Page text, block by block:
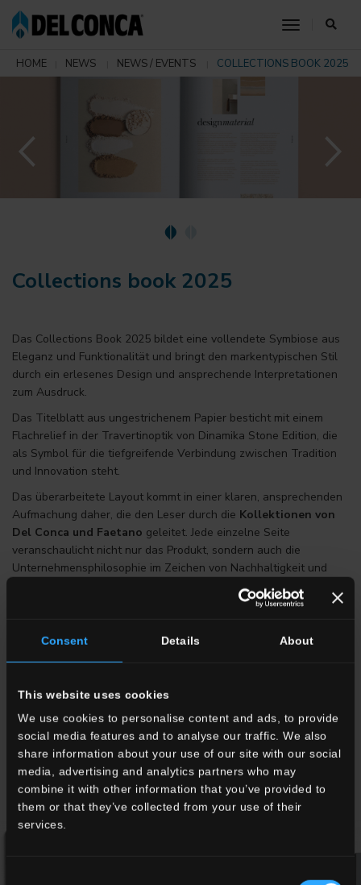
Consent Details About
This website uses cookies
We use cookies to personalise content and ads, to provide
social media features and to analyse our traffic. We also
share information about your use of our site with our social
media, advertising and analytics partners who may
combine it with other information that you’ve provided to
them or that they’ve collected from your use of their
services.
toggle
HOME NEWS NEWS / EVENTS COLLECTIONS BOOK 2025
Collections book 2025
Das Collections Book 2025 bildet eine vollendete Symbiose aus
Eleganz und Funktionalität und bringt den markentypischen Stil
durch ein erlesenes Design und ansprechende Interpretationen
zum Ausdruck.
Das Titelblatt aus ungestrichenem Papier besticht mit einem
Flachrelief in der Travertinoptik von Dinamika Stone Edition, die
als Symbol für die tiefgreifende Verbindung zwischen Tradition
und Innovation steht.
Das überarbeitete Layout kommt in einer klaren, ansprechenden
Aufmachung daher, die den Leser durch die Kollektionen von
Del Conca und Faetano geleitet. Jede einzelne Seite
veranschaulicht nicht nur das Produkt, sondern auch die
Unternehmensphilosophie im Zeichen von Nachhaltigkeit und
Mit einem besonderen Fokus, der auf die Materialinterpretationen
Buch zu einer Art Manifest, das die Kunst des Designs und das
Engagement für eine nachhaltige Zukunft feiert.
COLLECTION BOOK 2025 ANSEHEN